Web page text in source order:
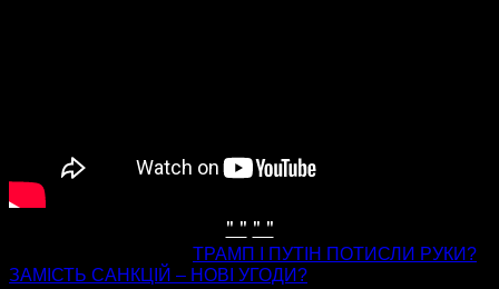
" " " "
ТРАМП І ПУТІН ПОТИСЛИ РУКИ?
ЗАМІСТЬ САНКЦІЙ – НОВІ УГОДИ?